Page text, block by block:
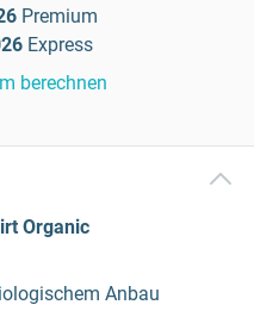
Premium
Express
berechnen
Organic
Anbau